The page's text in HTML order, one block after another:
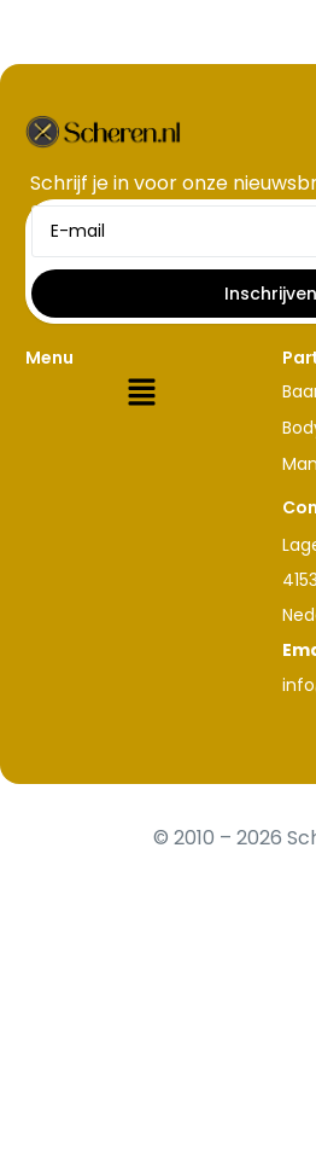
Schrijf je in voor onze
Inschrijven
Menu
© 2010 – 2026